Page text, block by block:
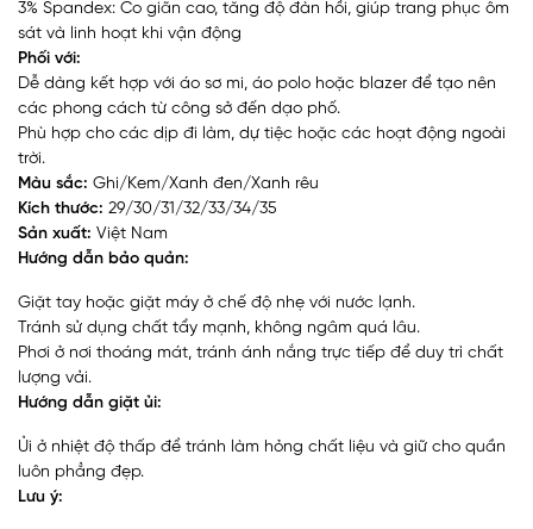
3% Spandex: Co giãn cao, tăng độ đàn hồi, giúp trang phục ôm
sát và linh hoạt khi vận động
Phối với:
Dễ dàng kết hợp với áo sơ mi, áo polo hoặc blazer để tạo nên
các phong cách từ công sở đến dạo phố.
Phù hợp cho các dịp đi làm, dự tiệc hoặc các hoạt động ngoài
trời.
Màu sắc: Ghi/Kem/Xanh đen/Xanh rêu
Kích thước: 29/30/31/32/33/34/35
Sản xuất: Việt Nam
Hướng dẫn bảo quản:
Giặt tay hoặc giặt máy ở chế độ nhẹ với nước lạnh.
Tránh sử dụng chất tẩy mạnh, không ngâm quá lâu.
Phơi ở nơi thoáng mát, tránh ánh nắng trực tiếp để duy trì chất
lượng vải.
Hướng dẫn giặt ủi:
Ủi ở nhiệt độ thấp để tránh làm hỏng chất liệu và giữ cho quần
luôn phẳng đẹp.
Lưu ý: